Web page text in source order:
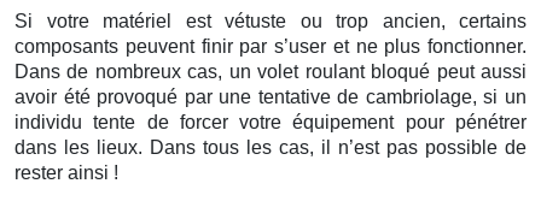
Si votre matériel est vétuste ou trop ancien, certains
composants peuvent finir par s’user et ne plus fonctionner.
Dans de nombreux cas, un volet roulant bloqué peut aussi
avoir été provoqué par une tentative de cambriolage, si un
individu tente de forcer votre équipement pour pénétrer
dans les lieux. Dans tous les cas, il n’est pas possible de
rester ainsi !